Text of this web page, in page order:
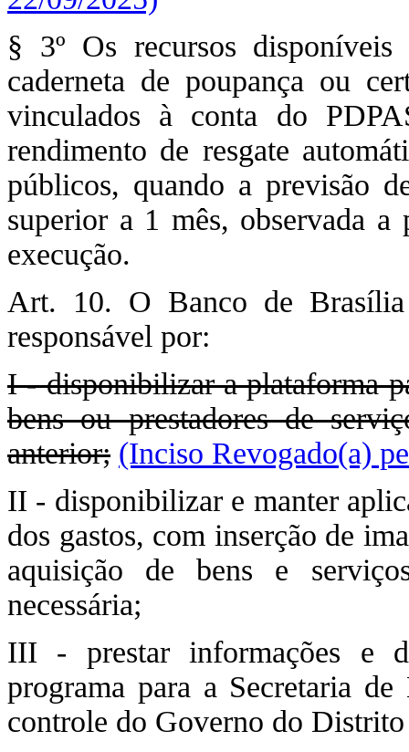
§ 3º Os recursos disponíveis
caderneta de poupança ou
vinculados à conta do
rendimento de resgate
públicos, quando a previsão
superior a 1 mês, observada a
execução.
Art. 10. O Banco de
responsável por:
I - disponibilizar a plataforma
bens ou prestadores de
anterior; (Inciso Revogado(a)
II - disponibilizar e manter
dos gastos, com inserção de
aquisição de bens e
necessária;
III - prestar informações e
programa para a Secretaria
controle do Governo do